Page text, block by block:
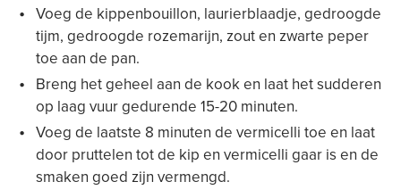
Voeg de kippenbouillon, laurierblaadje, gedroogde
tijm, gedroogde rozemarijn, zout en zwarte peper
toe aan de pan.
Breng het geheel aan de kook en laat het sudderen
op laag vuur gedurende 15-20 minuten.
Voeg de laatste 8 minuten de vermicelli toe en laat
door pruttelen tot de kip en vermicelli gaar is en de
smaken goed zijn vermengd.